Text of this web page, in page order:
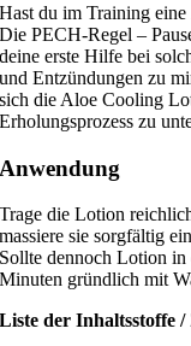
Hast du im Training
Die PECH-Regel –
deine erste Hilfe bei
und Entzündungen zu
sich die Aloe Cooling
Erholungsprozess zu
Anwendung
Trage die Lotion
massiere sie sorgfältig
Sollte dennoch Lotion in
Minuten gründlich mit
Liste der Inhaltsstoffe /